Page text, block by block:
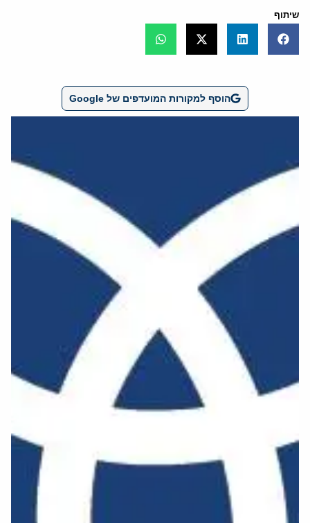
שיתוף
הוסף למקורות המועדפים של Google